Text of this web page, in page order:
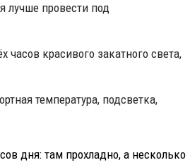
лучше провести под
часов красивого закатного света,
температура, подсветка,
дня: там прохладно, а несколько